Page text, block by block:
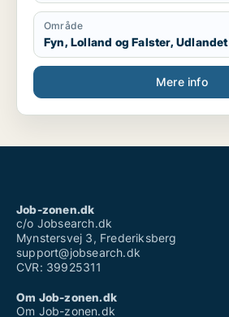
Område
Fyn, Lolland og Falster, Udlandet
Mere info
Job-zonen.dk
c/o Jobsearch.dk
Mynstersvej 3, Frederiksberg
support@jobsearch.dk
CVR: 39925311
Om Job-zonen.dk
Om Job-zonen.dk